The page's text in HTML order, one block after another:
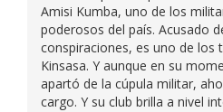
Amisi Kumba, uno de los
poderosos del país. Acusado
conspiraciones, es uno de los
Kinsasa. Y aunque en su
apartó de la cúpula militar,
cargo. Y su club brilla a nivel